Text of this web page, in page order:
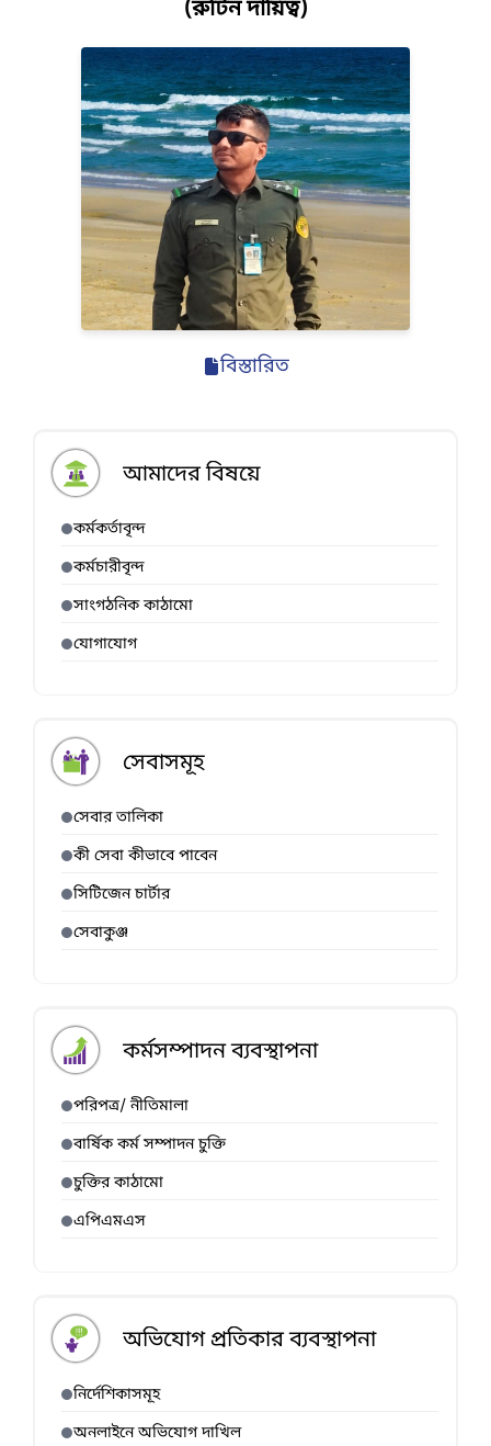
(রুটিন দায়িত্ব)
বিস্তারিত
আমাদের বিষয়ে
কর্মকর্তাবৃন্দ
কর্মচারীবৃন্দ
সাংগঠনিক কাঠামো
যোগাযোগ
সেবাসমূহ
সেবার তালিকা
কী সেবা কীভাবে পাবেন
সিটিজেন চার্টার
সেবাকুঞ্জ
কর্মসম্পাদন ব্যবস্থাপনা
পরিপত্র/ নীতিমালা
বার্ষিক কর্ম সম্পাদন চুক্তি
চুক্তির কাঠামো
এপিএমএস
অভিযোগ প্রতিকার ব্যবস্থাপনা
নির্দেশিকাসমূহ
অনলাইনে অভিযোগ দাখিল